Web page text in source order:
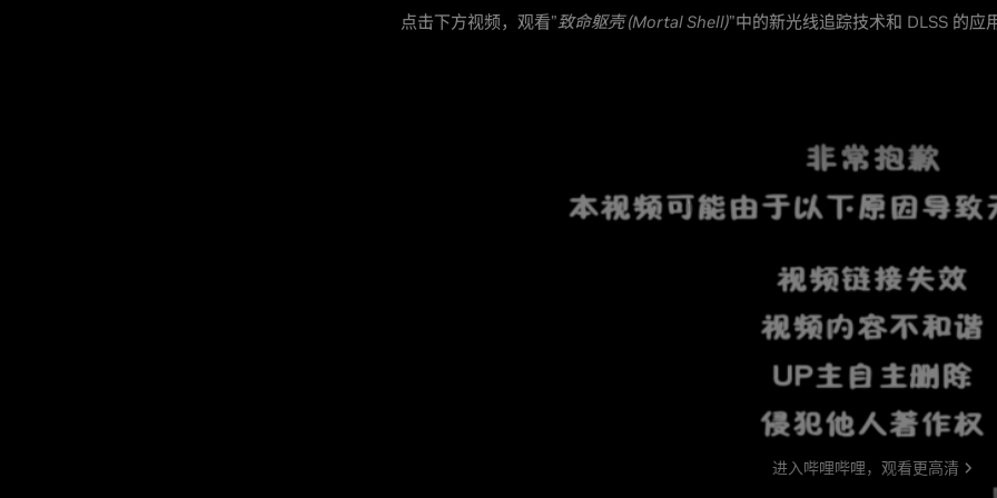
点击下方视频，观看”致命躯壳 (Mortal Shell)”中的新光线追踪技术和 DLSS 的应